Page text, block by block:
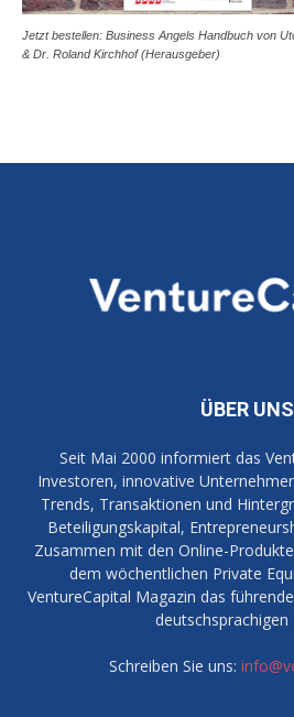
Jetzt bestellen: Business Angels Handbuch von
& Dr. Roland Kirchhof (Herausgeber)
ÜBER UNS
Seit Mai 2000 informiert das
Investoren, innovative
Trends, Transaktionen und
Beteiligungskapital,
Zusammen mit den Online-
dem wöchentlichen Private
VentureCapital Magazin das
deutschsprachigen
Schreiben Sie uns: